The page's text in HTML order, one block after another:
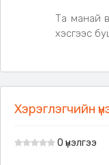
Та манай
хэсгээс
Хэрэглэгчийн
0 үнэлгээ